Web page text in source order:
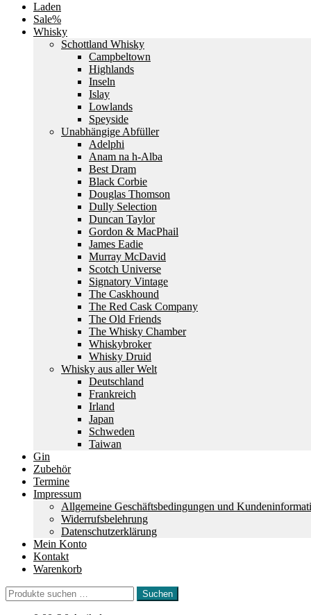
Laden
Sale%
Whisky
Schottland Whisky
Campbeltown
Highlands
Inseln
Islay
Lowlands
Speyside
Unabhängige Abfüller
Adelphi
Anam na h-Alba
Best Dram
Black Corbie
Douglas Thomson
Dully Selection
Duncan Taylor
Gordon & MacPhail
James Eadie
Murray McDavid
Scotch Universe
Signatory Vintage
The Caskhound
The Red Cask Company
The Old Friends
The Whisky Chamber
Whiskybroker
Whisky Druid
Whisky aus aller Welt
Deutschland
Frankreich
Irland
Japan
Schweden
Taiwan
Gin
Zubehör
Termine
Impressum
Allgemeine Geschäftsbedingungen und
Widerrufsbelehrung
Datenschutzerklärung
Mein Konto
Kontakt
Warenkorb
Suchen
nach:
Suchen